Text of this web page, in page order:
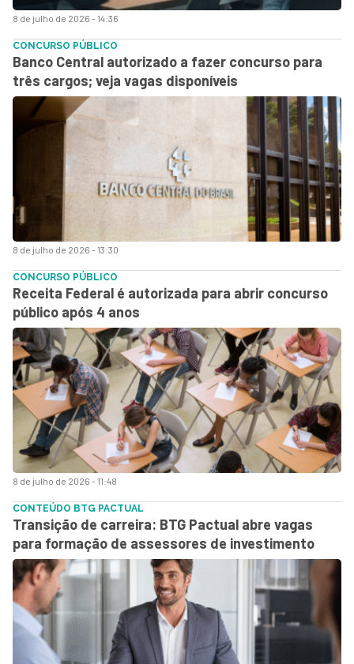
8 de julho de 2026 - 14:36
8 de julho de 2026 - 13:30
CONCURSO PÚBLICO
Banco Central autorizado a fazer concurso para
três cargos; veja vagas disponíveis
8 de julho de 2026 - 11:48
CONCURSO PÚBLICO
Receita Federal é autorizada para abrir concurso
público após 4 anos
CONTEÚDO BTG PACTUAL
Transição de carreira: BTG Pactual abre vagas
para formação de assessores de investimento